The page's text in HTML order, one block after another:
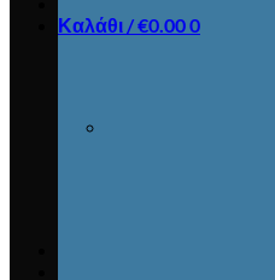
Καλάθι /€0.000